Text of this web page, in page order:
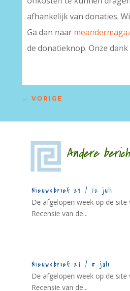
afhankelijk van donaties.
Ga dan naar
de donatieknop. Onze
← VORIGE
Andere
Nieuwsbrief 28 / 12 juli
De afgelopen week op de site
Recensie van de...
Nieuwsbrief 27 / 5 juli
De afgelopen week op de site
Recensie van de...